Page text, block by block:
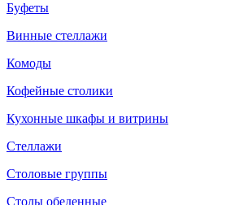
Буфеты
Винные стеллажи
Комоды
Кофейные столики
Кухонные шкафы и витрины
Стеллажи
Столовые группы
Столы обеденные